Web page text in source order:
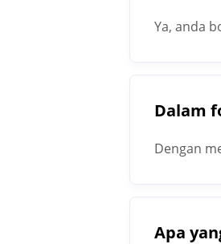
Ya, anda
Dalam
Dengan
Apa